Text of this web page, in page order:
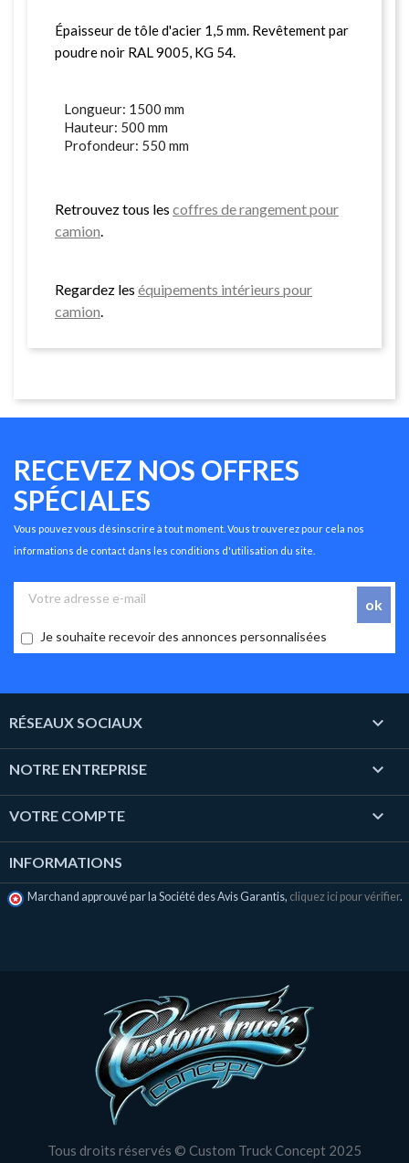
Épaisseur de tôle d'acier 1,5 mm. Revêtement par
poudre noir RAL 9005, KG 54.
Longueur: 1500 mm
Hauteur: 500 mm
Profondeur: 550 mm
Retrouvez tous les coffres de rangement pour
camion.
Regardez les équipements intérieurs pour
camion.
RECEVEZ NOS OFFRES
SPÉCIALES
Vous pouvez vous désinscrire à tout moment. Vous trouverez pour cela nos
informations de contact dans les conditions d'utilisation du site.
Je souhaite recevoir des annonces personnalisées
RÉSEAUX SOCIAUX 
NOTRE ENTREPRISE 
VOTRE COMPTE 
INFORMATIONS
Marchand approuvé par la Société des Avis Garantis, cliquez ici pour vérifier.
Tous droits réservés © Custom Truck Concept 2025